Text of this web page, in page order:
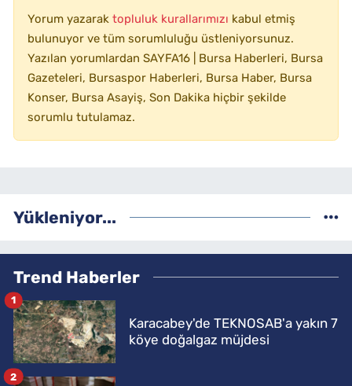
Yorum yazarak topluluk kurallarımızı kabul etmiş
bulunuyor ve tüm sorumluluğu üstleniyorsunuz.
Yazılan yorumlardan SAYFA16 | Bursa Haberleri, Bursa
Gazeteleri, Bursaspor Haberleri, Bursa Haber, Bursa
Konser, Bursa Asayiş, Son Dakika hiçbir şekilde
sorumlu tutulamaz.
Yükleniyor...
Trend Haberler
Karacabey'de TEKNOSAB'a yakın 7
köye doğalgaz müjdesi
1
2